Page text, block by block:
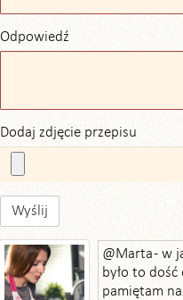
Odpowiedź
Dodaj zdjęcie przepisu
Wyślij
@Marta - w
było to
pamiętam